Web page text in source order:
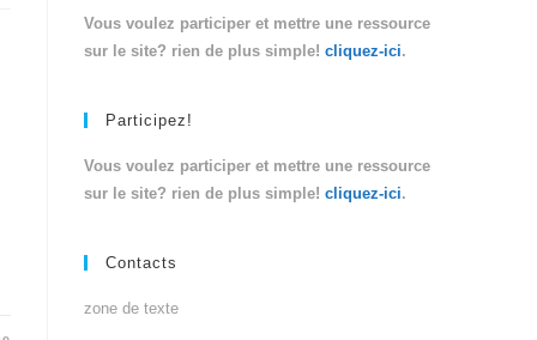
Vous voulez participer et mettre une ressource
sur le site? rien de plus simple! cliquez-ici.
Participez!
Vous voulez participer et mettre une ressource
sur le site? rien de plus simple! cliquez-ici.
Contacts
zone de texte